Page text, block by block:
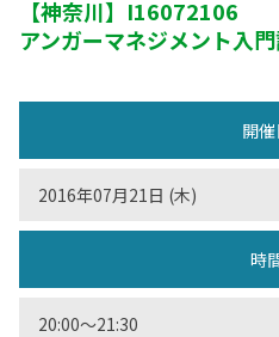
【神奈川】 I16072106
アンガーマネジメント入
開催
2016年07月21日 (木)
時
20:00〜21:30